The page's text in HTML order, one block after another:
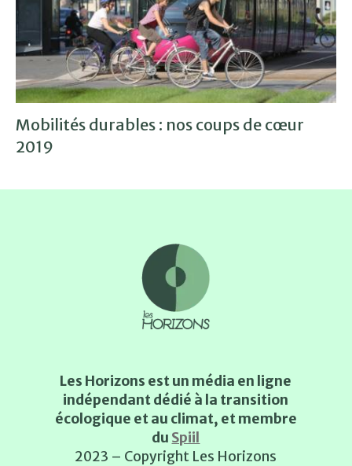
Mobilités durables : nos coups de cœur
2019
Les Horizons est un média en ligne
indépendant dédié à la transition
écologique et au climat, et membre
du Spiil
2023 – Copyright Les Horizons